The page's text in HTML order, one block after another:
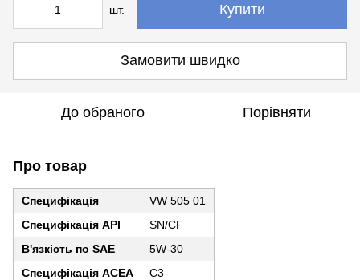
шт. Купити
Замовити швидко
До обраного Порівняти
Про товар
Специфікація
VW 505 01
Специфікація API
SN/CF
В'язкість по SAE
5W-30
Специфікація ACEA
C3